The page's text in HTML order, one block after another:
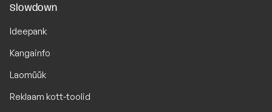
Slowdown
Ideepank
Kangainfo
Laomüük
Reklaam kott-toolid